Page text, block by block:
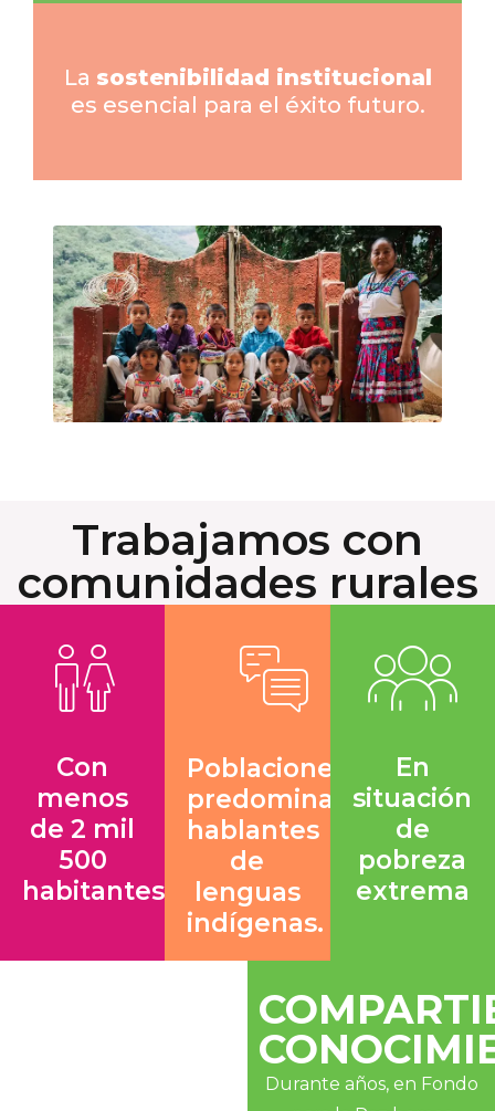
La sostenibilidad institucional
es esencial para el éxito futuro.
Trabajamos con
comunidades rurales
Con
menos
de 2 mil
500
habitantes
Poblaciones
predominantemente
hablantes
de
lenguas
indígenas.
En
situación
de
pobreza
extrema
Durante años, en Fondo